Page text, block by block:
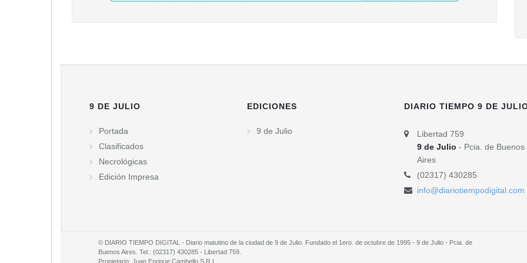
9 DE JULIO
Portada
Clasificados
Necrológicas
Edición Impresa
EDICIONES
9 de Julio
DIARIO TIEMPO 9 DE
Libertad 759
9 de Julio - Pcia. de Buenos
Aires
(02317) 430285
info@diariotiempodigital.com
© DIARIO TIEMPO DIGITAL - Diario matutino de la ciudad de 9 de Julio. Fundado el 1ero. de octubre de 1995 - 9 de Julio - Pcia. de
Buenos Aires. Tel.: (02317) 430285 - Libertad 759.
Propietario: Juan Enrique Cambello S.R.L